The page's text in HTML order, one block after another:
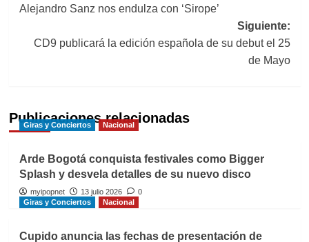
de
entradas
Alejandro Sanz nos endulza con ‘Sirope’
Siguiente:
CD9 publicará la edición española de su debut el 25
de Mayo
Publicaciones relacionadas
Giras y Conciertos Nacional
Arde Bogotá conquista festivales como Bigger
Splash y desvela detalles de su nuevo disco
myipopnet 13 julio 2026
0
Giras y Conciertos
Nacional
Cupido anuncia las fechas de presentación de